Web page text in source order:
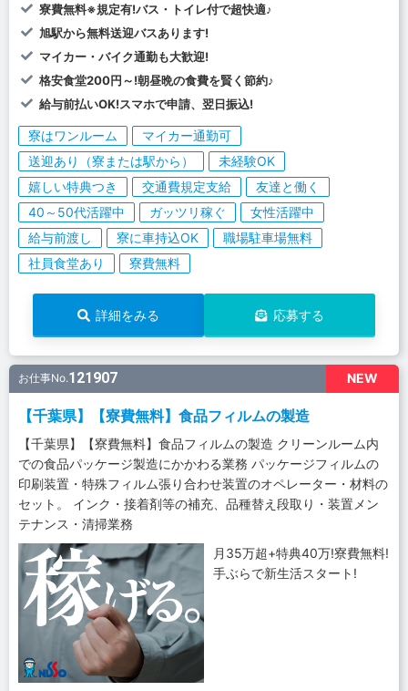
寮費無料※規定有!バス・トイレ付で超快適♪
旭駅から無料送迎バスあります!
マイカー・バイク通勤も大歓迎!
格安食堂200円～!朝昼晩の食費を賢く節約♪
給与前払いOK!スマホで申請、翌日振込!
寮はワンルーム
マイカー通勤可
送迎あり（寮または駅から）
未経験OK
嬉しい特典つき
交通費規定支給
友達と働く
40～50代活躍中
ガッツリ稼ぐ
女性活躍中
給与前渡し
寮に車持込OK
職場駐車場無料
社員食堂あり
寮費無料
詳細をみる 応募する
NEW
お仕事No.121907
【千葉県】【寮費無料】食品フィルムの製造
【千葉県】【寮費無料】食品フィルムの製造 クリーンルーム内
での食品パッケージ製造にかかわる業務 パッケージフィルムの
印刷装置・特殊フィルム張り合わせ装置のオペレーター・材料の
セット。 インク・接着剤等の補充、品種替え段取り・装置メン
テナンス・清掃業務
月35万超+特典40万!寮費無料!
手ぶらで新生活スタート!